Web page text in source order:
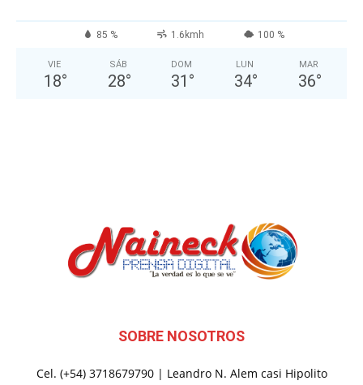
85 % 1.6kmh 100 %
VIE
18°
SÁB
28°
DOM
31 °
LUN
34°
MAR
36°
SOBRE NOSOTROS
Cel. (+54) 3718679790 | Leandro N. Alem casi Hipolito